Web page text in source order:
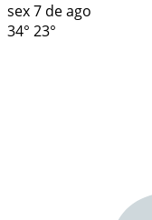
sex7 de ago
34° 23°